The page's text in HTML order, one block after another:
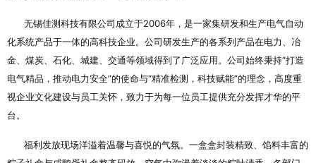
无锡佳测科技有限公司成立于2006年，是一家集研发和生产电气自动
化系统产品于一体的高科技企业。公司研发生产的各系列产品在电力、冶
金、煤炭、石化、城建、交通等领域得到了广泛应用。公司始终秉持“打造
电气精品，推动电力安全”的使命与“精准检测，科技赋能”的理念 ，高度重
视企业文化建设与员工关怀，致力于为每一位员工提供充分发挥才华的平
台。
福利发放现场洋溢着温馨与喜悦的气氛。一盒盒封装精致、馅料丰富的